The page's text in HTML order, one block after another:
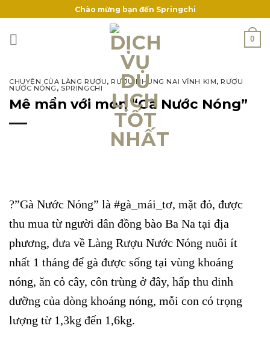
to
content
Chào mừng bạn đến Springchi
0
CHUYỆN CỦA LÀNG RƯỢU,RƯỢU NHUNG NAI VĨNH KIM,RƯỢU
NƯỚC NÓNG , SPRINGCHI
Mê mẩn với món “Gà Nước Nóng”
?”Gà Nước Nóng” là #gà_mái_tơ, mặt đỏ, được
thu mua từ người dân đồng bào Ba Na tại địa
phương, đưa về Làng Rượu Nước Nóng nuôi ít
nhất 1 tháng để gà được sống tại vùng khoáng
nóng, ăn cỏ cây, côn trùng ở đây, hấp thu dinh
dưỡng của dòng khoáng nóng, mỗi con có trọng
lượng từ 1,3kg đến 1,6kg.